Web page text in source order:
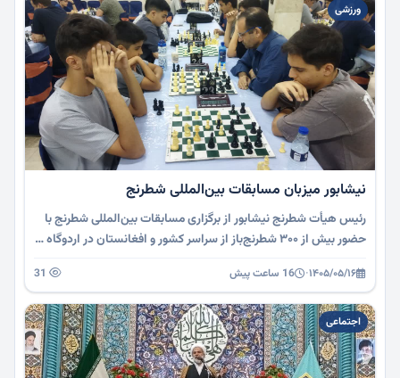
ورزشی
نیشابور میزبان مسابقات بین‌المللی شطرنج
رئیس هیأت شطرنج نیشابور از برگزاری مسابقات بین‌المللی شطرنج با
حضور بیش از ۳۰۰ شطرنج‌باز از سراسر کشور و افغانستان در اردوگاه …
۱۴۰۵/۰۵/۱۶· 16 ساعت پیش
اجتماعی